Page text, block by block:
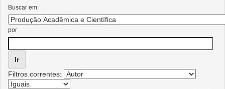
Buscar em:
por
Filtros correntes: